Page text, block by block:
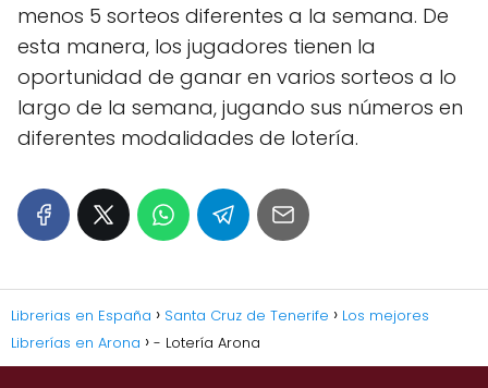
menos 5 sorteos diferentes a la semana. De
esta manera, los jugadores tienen la
oportunidad de ganar en varios sorteos a lo
largo de la semana, jugando sus números en
diferentes modalidades de lotería.
Librerias en España Santa Cruz de Tenerife
Los mejores
Librerías en Arona
- Lotería Arona